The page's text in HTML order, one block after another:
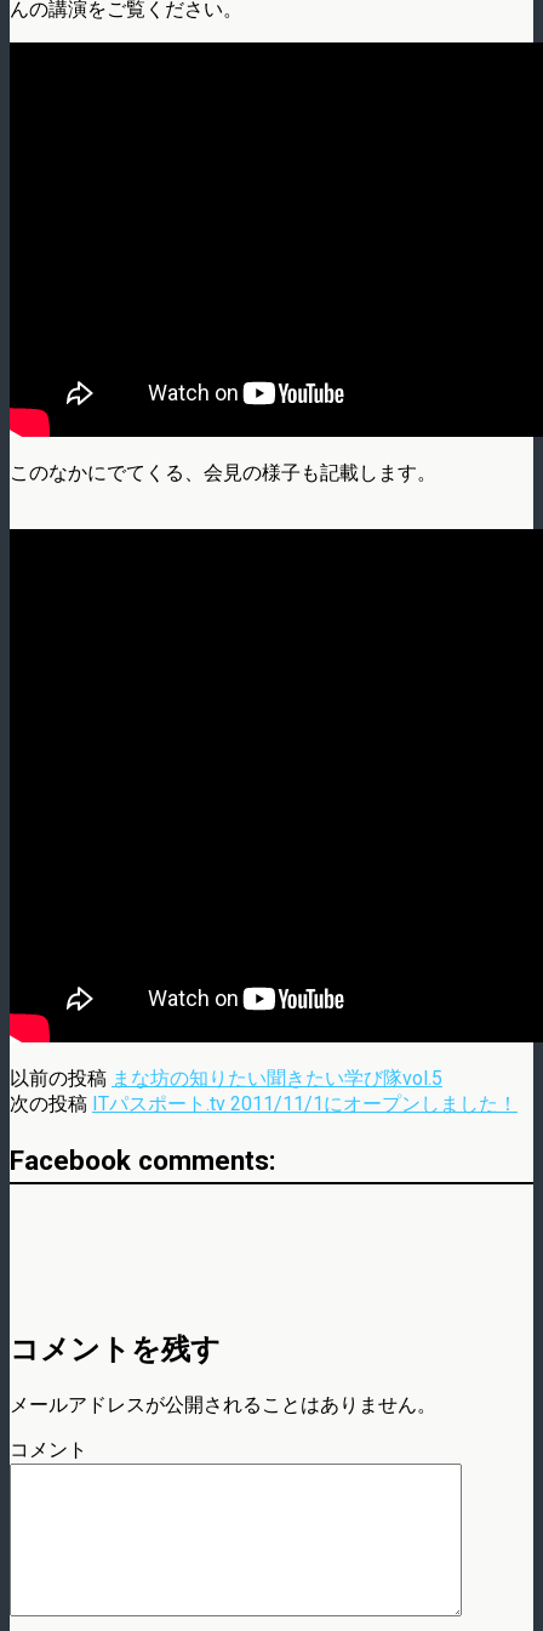
んの講演をご覧ください。
このなかにでてくる、会見の様子も記載します。
以前の投稿 まな坊の知りたい聞きたい学び隊vol.5
次の投稿 ITパスポート.tv 2011/11/1にオープンしました！
Facebook comments:
コメントを残す
メールアドレスが公開されることはありません。
コメント